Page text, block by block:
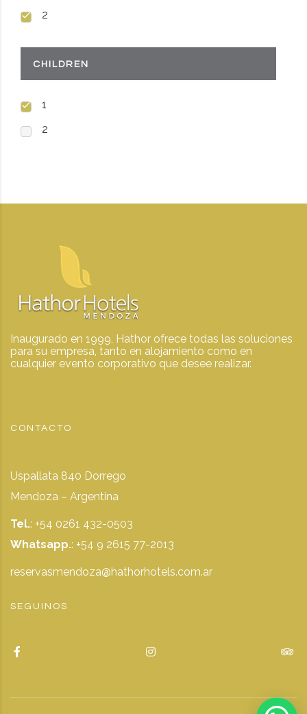
2
CHILDREN
1
2
Inaugurado en 1999, Hathor ofrece todas las soluciones
para su empresa, tanto en alojamiento como en
cualquier evento corporativo que desee realizar.
CONTACTO
Uspallata 840 Dorrego
Mendoza – Argentina
Tel.: +54 0261 432-0503
Whatsapp.: +54 9 2615 77-2013
reservasmendoza@hathorhotels.com.ar
SEGUINOS